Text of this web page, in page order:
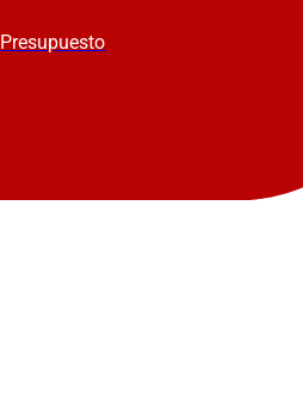
Presupuesto